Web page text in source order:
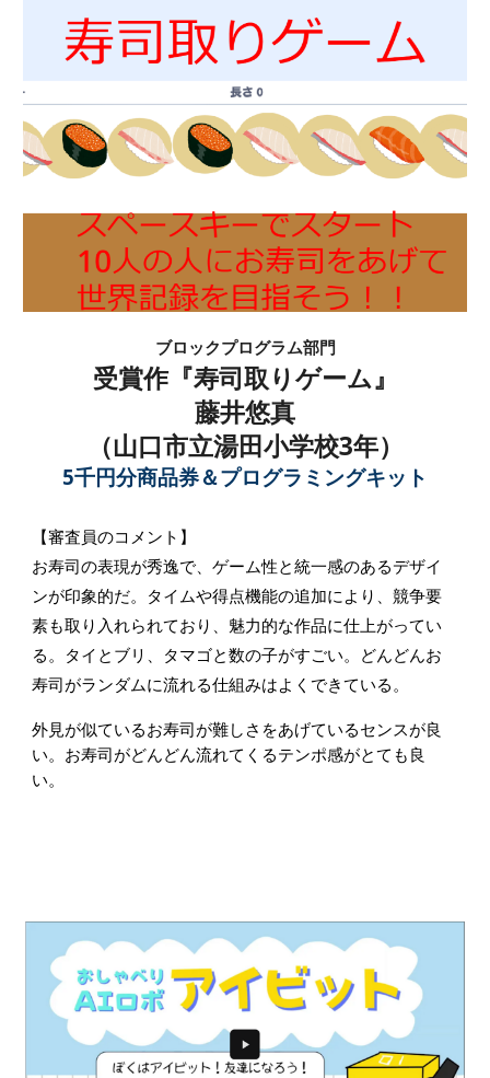
ブロックプログラム部門
受賞作『寿司取りゲーム』
藤井悠真
（山口市立湯田小学校3年）
5千円分商品券＆プログラミングキット
【審査員のコメント】
お寿司の表現が秀逸で、ゲーム性と統一感のあるデザイ
ンが印象的だ。タイムや得点機能の追加により、競争要
素も取り入れられており、魅力的な作品に仕上がってい
る。タイとブリ、タマゴと数の子がすごい。どんどんお
寿司がランダムに流れる仕組みはよくできている。
外見が似ているお寿司が難しさをあげているセンスが良
い。お寿司がどんどん流れてくるテンポ感がとても良
い。